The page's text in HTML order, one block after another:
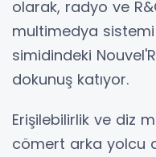
olarak, radyo ve
multimedya
simidindeki
dokunuş katıyor.
Erişilebilirlik ve diz
cömert arka yolcu